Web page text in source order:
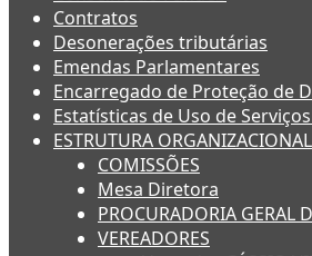
Contratos
Desonerações tributárias
Emendas Parlamentares
Encarregado de Proteção de
Estatísticas de Uso de
ESTRUTURA ORGANIZACIONAL
COMISSÕES
Mesa Diretora
PROCURADORIA GERAL
VEREADORES